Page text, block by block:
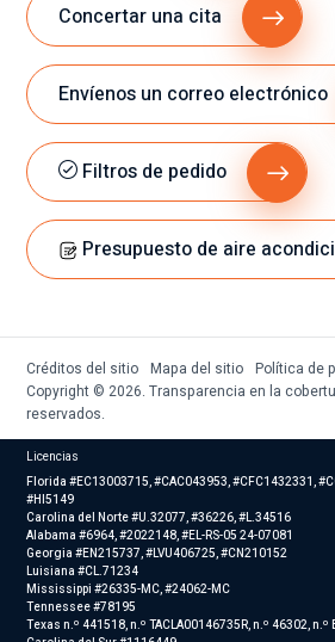
Concertar una cita
Envíenos un correo electrónico
Filtros de pedido
Presupuesto de aire
Créditos del sitio Mapa del sitio Política de
Copyright © 2026. Transparencia en la
reservados.
Licencias
Florida #EC13003715, #CAC043953, #CFC1432331,
#HI5149
Carolina del Norte #U.32077, #36226, #L.34516
Alabama #6964, #2022148, #EL-RS-05 24-07081
Georgia #EN215737, #LVU406725, #CN210152
Luisiana #CL.71234
Mississippi #26335-MC, #24062-MC
Tennessee #78195
Texas n.º 441518, n.º TACLA00146735R, n.º 46302, n.º